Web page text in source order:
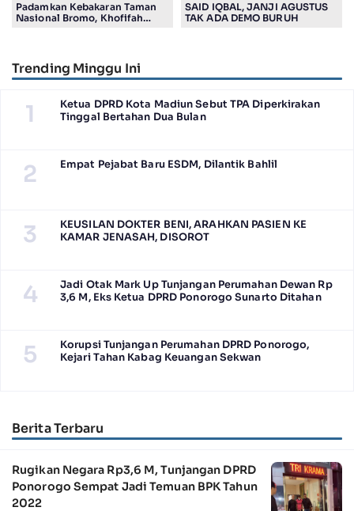
Padamkan Kebakaran Taman
Nasional Bromo, Khofifah
SAID IQBAL, JANJI AGUSTUS
TAK ADA DEMO BURUH
Trending Minggu Ini
1
Ketua DPRD Kota Madiun Sebut TPA Diperkirakan
Tinggal Bertahan Dua Bulan
2 Empat Pejabat Baru ESDM, Dilantik Bahlil
3
KEUSILAN DOKTER BENI, ARAHKAN PASIEN KE
KAMAR JENASAH, DISOROT
4
Jadi Otak Mark Up Tunjangan Perumahan Dewan Rp
3,6 M, Eks Ketua DPRD Ponorogo Sunarto Ditahan
5
Korupsi Tunjangan Perumahan DPRD Ponorogo,
Kejari Tahan Kabag Keuangan Sekwan
Berita Terbaru
Rugikan Negara Rp3,6 M, Tunjangan DPRD
Ponorogo Sempat Jadi Temuan BPK Tahun
2022